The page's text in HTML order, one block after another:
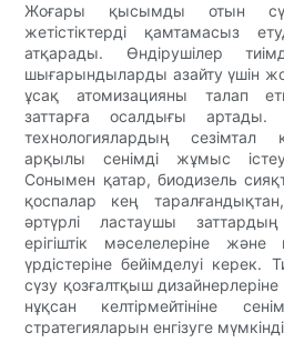
Жоғары қысымды отын
жетістіктерді қамтамасыз
атқарады. Өндірушілер
шығарындыларды азайту үшін
ұсақ атомизацияны талап
заттарға осалдығы артады.
технологиялардың сезімтал
арқылы сенімді жұмыс
Сонымен қатар, биодизель
қоспалар кең
әртүрлі ластаушы
ерігіштік мәселелеріне
үрдістеріне бейімделуі
сүзу қозғалтқыш
нұқсан келтірмейтініне
стратегияларын енгізуге